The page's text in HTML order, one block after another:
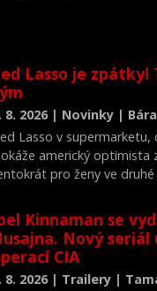
Lasso je
8. 2026 | Novinky |
Lasso v supermarketu,
americký
pro ženy ve druhé
Kinnaman se
Nový
CIA
8. 2026 | Trailery |